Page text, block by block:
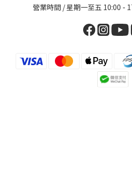
營業時間 / 星期一至五 10:00 -